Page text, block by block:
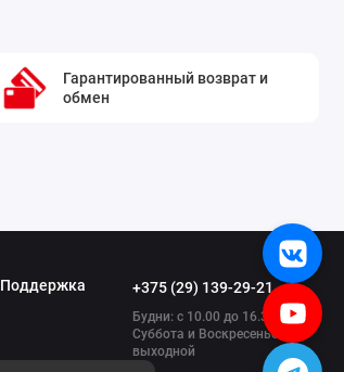
Гарантированный возврат и
обмен
Поддержка +375 (29) 139-29-21
Будни: с 10.00 до 16.30
Суббота и Воскресенье:
выходной